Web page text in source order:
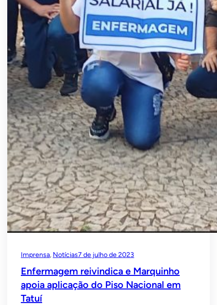
Imprensa, Notícias7 de julho de 2023
Enfermagem reivindica e Marquinho
apoia aplicação do Piso Nacional em
Tatuí